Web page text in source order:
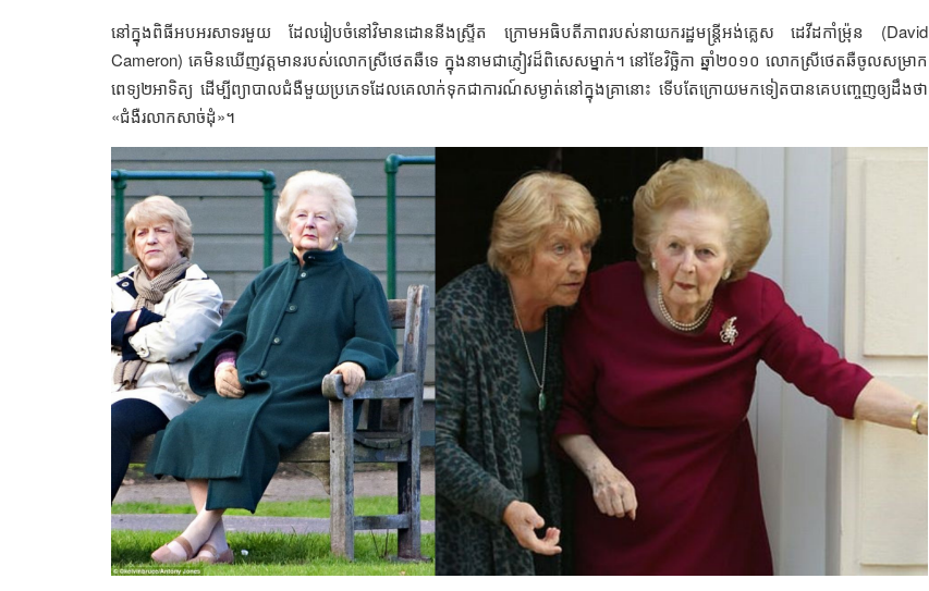
នៅក្នុងពិធីអបអរសាទរមួយ ដែលរៀបចំនៅវិមានដោននីងស្ទ្រីត ក្រោមអធិបតីភាពរបស់នាយករដ្ឋមន្ត្រីអង់គ្លេស ដេវីដកាំម្រ៉ុន (David
Cameron) គេមិនឃើញវត្តមានរបស់លោកស្រីថេតឆឺទេ ក្នុងនាមជាភ្ញៀវដ៏ពិសេសម្នាក់។ នៅខែវិច្ឆិកា ឆ្នាំ២០១០ លោកស្រីថេតឆឺចូលសម្រាក
ពេទ្យ២អាទិត្យ ដើម្បីព្យាបាលជំងឺមួយប្រភេទដែលគេលាក់ទុកជាការណ៍សម្ងាត់នៅក្នុងគ្រានោះ ទើបតែក្រោយមកទៀតបានគេបញ្ចេញឲ្យដឹងថា
«ជំងឺរលាកសាច់ដុំ»។